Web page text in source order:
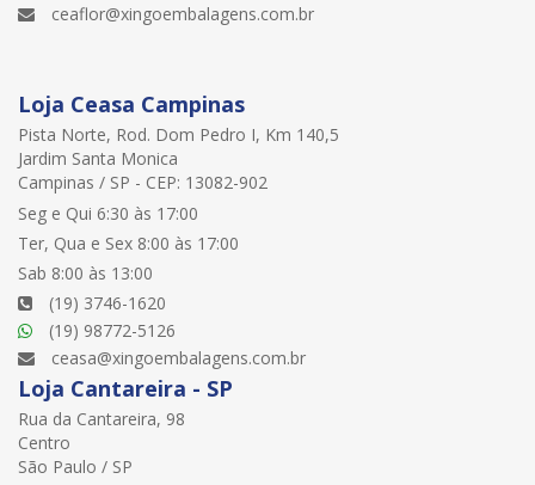
ceaflor@xingoembalagens.com.br
Loja Ceasa Campinas
Pista Norte, Rod. Dom Pedro I, Km 140,5
Jardim Santa Monica
Campinas / SP - CEP: 13082-902
Seg e Qui 6:30 às 17:00
Ter, Qua e Sex 8:00 às 17:00
Sab 8:00 às 13:00
(19) 3746-1620
(19) 98772-5126
ceasa@xingoembalagens.com.br
Loja Cantareira - SP
Rua da Cantareira, 98
Centro
São Paulo / SP